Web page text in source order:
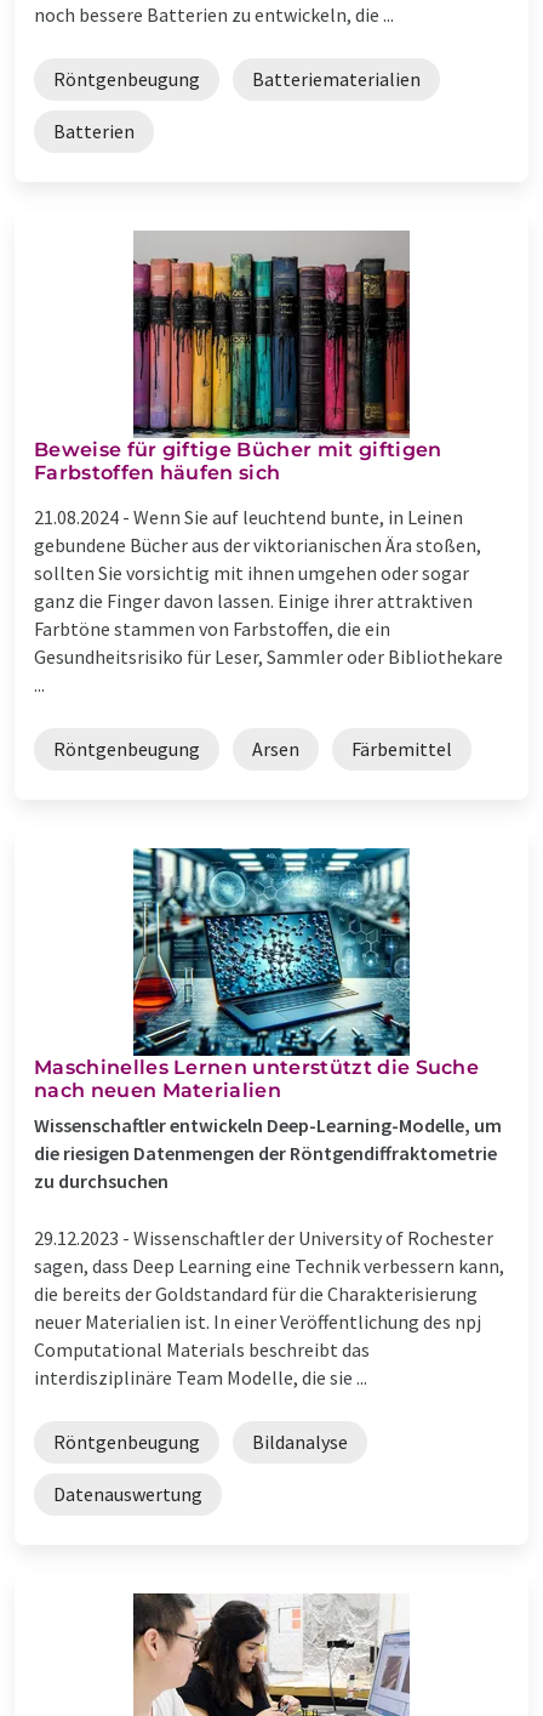
noch bessere Batterien zu entwickeln, die ...
Röntgenbeugung Batteriematerialien
Batterien
Beweise für giftige Bücher mit giftigen
Farbstoffen häufen sich
21.08.2024 - Wenn Sie auf leuchtend bunte, in Leinen
gebundene Bücher aus der viktorianischen Ära stoßen,
sollten Sie vorsichtig mit ihnen umgehen oder sogar
ganz die Finger davon lassen. Einige ihrer attraktiven
Farbtöne stammen von Farbstoffen, die ein
Gesundheitsrisiko für Leser, Sammler oder Bibliothekare
...
Röntgenbeugung Arsen Färbemittel
Maschinelles Lernen unterstützt die Suche
nach neuen Materialien
Wissenschaftler entwickeln Deep-Learning-Modelle, um
die riesigen Datenmengen der Röntgendiffraktometrie
zu durchsuchen
29.12.2023 - Wissenschaftler der University of Rochester
sagen, dass Deep Learning eine Technik verbessern kann,
die bereits der Goldstandard für die Charakterisierung
neuer Materialien ist. In einer Veröffentlichung des npj
Computational Materials beschreibt das
interdisziplinäre Team Modelle, die sie ...
Röntgenbeugung Bildanalyse
Datenauswertung